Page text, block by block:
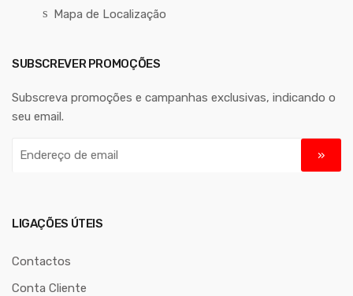
Mapa de Localização
SUBSCREVER PROMOÇÕES
Subscreva promoções e campanhas exclusivas, indicando o
seu email.
r
ç
LIGAÇÕES ÚTEIS
Contactos
Conta Cliente